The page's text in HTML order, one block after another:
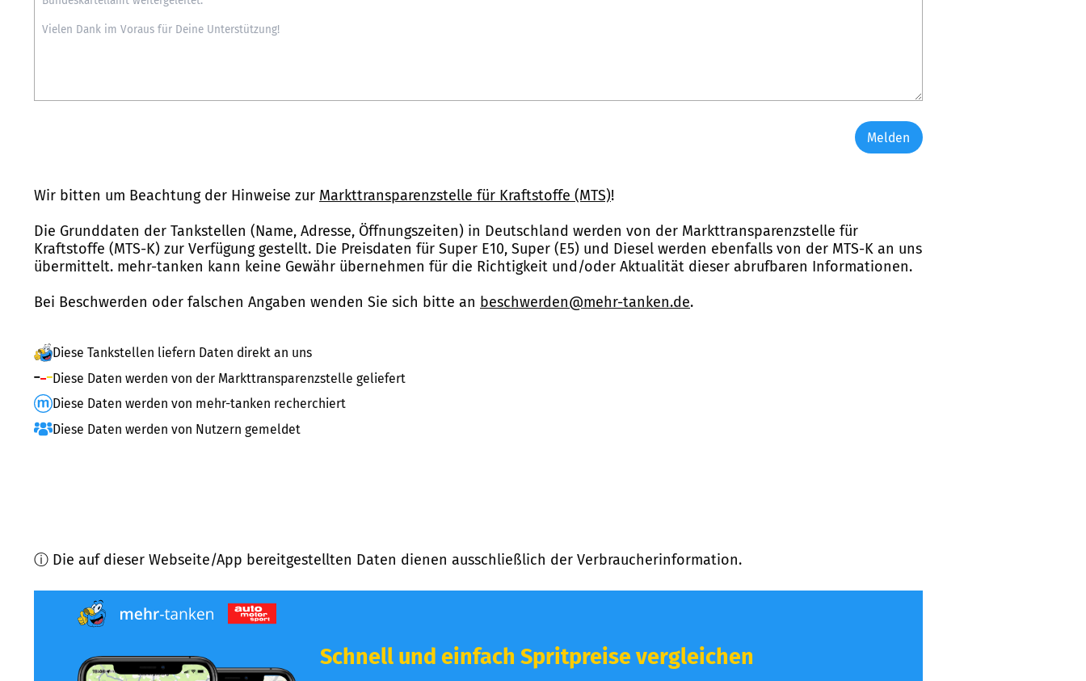
Melden
Wir bitten um Beachtung der Hinweise zur Markttransparenzstelle für Kraftstoffe (MTS)!
Die Grunddaten der Tankstellen (Name, Adresse, Öffnungszeiten) in Deutschland werden von der Markttransparenzstelle für
Kraftstoffe (MTS-K) zur Verfügung gestellt. Die Preisdaten für Super E10, Super (E5) und Diesel werden ebenfalls von der MTS-K an uns
übermittelt. mehr-tanken kann keine Gewähr übernehmen für die Richtigkeit und/oder Aktualität dieser abrufbaren Informationen.
Bei Beschwerden oder falschen Angaben wenden Sie sich bitte an beschwerden@mehr-tanken.de.
Diese Tankstellen liefern Daten direkt an uns
Diese Daten werden von der Markttransparenzstelle geliefert
Diese Daten werden von mehr-tanken recherchiert
Diese Daten werden von Nutzern gemeldet
ⓘ Die auf dieser Webseite/App bereitgestellten Daten dienen ausschließlich der Verbraucherinformation.
Schnell und einfach Spritpreise vergleichen